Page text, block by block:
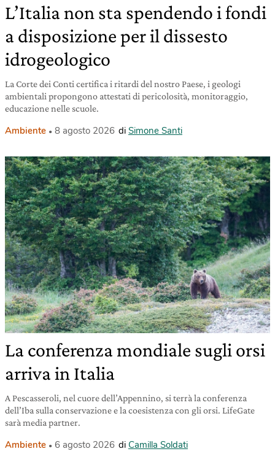
L’Italia non sta spendendo i fondi
a disposizione per il dissesto
idrogeologico
La Corte dei Conti certifica i ritardi del nostro Paese, i geologi
ambientali propongono attestati di pericolosità, monitoraggio,
educazione nelle scuole.
Ambiente 8 agosto 2026 di Simone Santi
La conferenza mondiale sugli orsi
arriva in Italia
A Pescasseroli, nel cuore dell’Appennino, si terrà la conferenza
dell’Iba sulla conservazione e la coesistenza con gli orsi. LifeGate
sarà media partner.
Ambiente 6 agosto 2026 di Camilla Soldati